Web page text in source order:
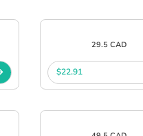
29.5 CAD
$22.91